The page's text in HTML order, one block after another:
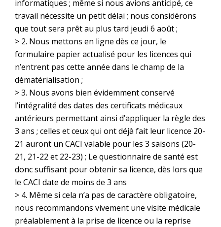
informatiques ; même si nous avions anticipé, ce
travail nécessite un petit délai ; nous considérons
que tout sera prêt au plus tard jeudi 6 août ;
> 2. Nous mettons en ligne dès ce jour, le
formulaire papier actualisé pour les licences qui
n’entrent pas cette année dans le champ de la
dématérialisation ;
> 3. Nous avons bien évidemment conservé
l’intégralité des dates des certificats médicaux
antérieurs permettant ainsi d’appliquer la règle des
3 ans ; celles et ceux qui ont déjà fait leur licence 20-
21 auront un CACI valable pour les 3 saisons (20-
21, 21-22 et 22-23) ; Le questionnaire de santé est
donc suffisant pour obtenir sa licence, dès lors que
le CACI date de moins de 3 ans
> 4. Même si cela n’a pas de caractère obligatoire,
nous recommandons vivement une visite médicale
préalablement à la prise de licence ou la reprise